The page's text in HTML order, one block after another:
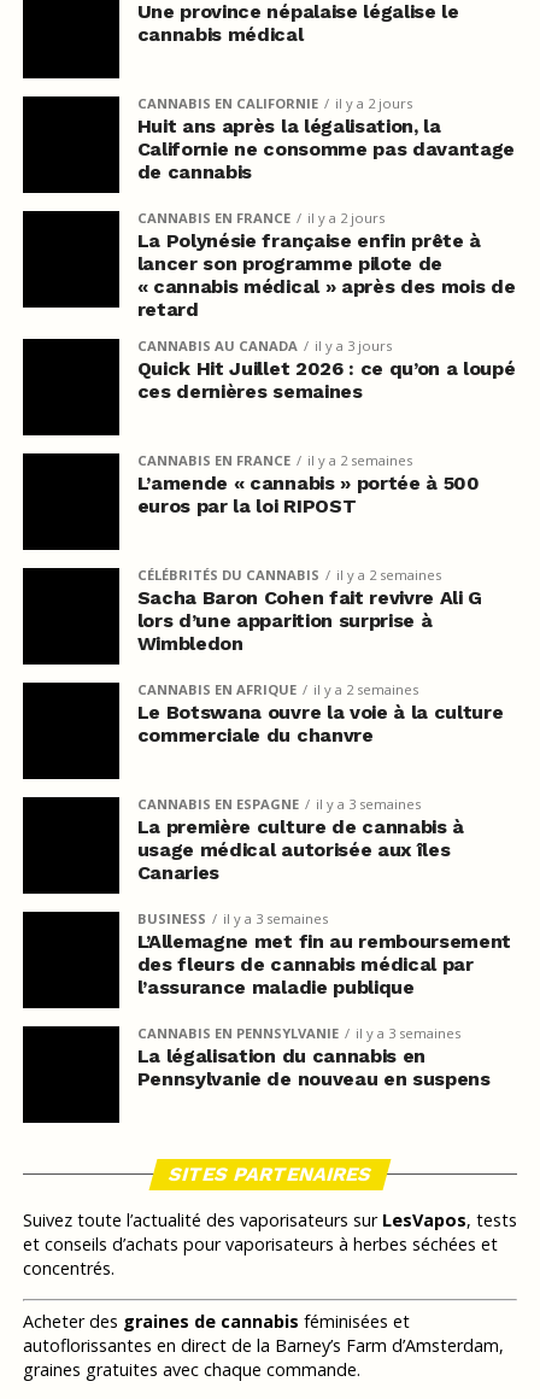
Une province népalaise légalise le
cannabis médical
CANNABIS EN CALIFORNIE il y a 2 jours
Huit ans après la légalisation, la
Californie ne consomme pas davantage
de cannabis
CANNABIS EN FRANCE il y a 2 jours
La Polynésie française enfin prête à
lancer son programme pilote de
« cannabis médical » après des mois de
retard
CANNABIS AU CANADA il y a 3 jours
Quick Hit Juillet 2026 : ce qu’on a loupé
ces dernières semaines
CANNABIS EN FRANCE il y a 2 semaines
L’amende « cannabis » portée à 500
euros par la loi RIPOST
CÉLÉBRITÉS DU CANNABIS il y a 2 semaines
Sacha Baron Cohen fait revivre Ali G
lors d’une apparition surprise à
Wimbledon
CANNABIS EN AFRIQUE il y a 2 semaines
Le Botswana ouvre la voie à la culture
commerciale du chanvre
CANNABIS EN ESPAGNE il y a 3 semaines
La première culture de cannabis à
usage médical autorisée aux îles
Canaries
BUSINESS il y a 3 semaines
L’Allemagne met fin au remboursement
des fleurs de cannabis médical par
l’assurance maladie publique
CANNABIS EN PENNSYLVANIE il y a 3 semaines
La légalisation du cannabis en
Pennsylvanie de nouveau en suspens
SITES PARTENAIRES
Suivez toute l’actualité des vaporisateurs sur LesVapos, tests
et conseils d’achats pour vaporisateurs à herbes séchées et
concentrés.
Acheter des graines de cannabis féminisées et
autoflorissantes en direct de la Barney’s Farm d’Amsterdam,
graines gratuites avec chaque commande.